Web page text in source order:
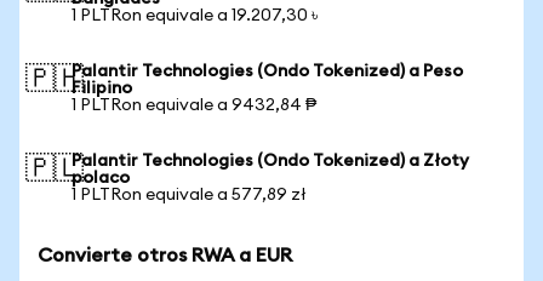
1 PLTRon equivale a 19.207,30 ৳
🇵🇭Palantir Technologies (Ondo Tokenized) a Peso
Filipino
1 PLTRon equivale a 9432,84 ₱
🇵🇱Palantir Technologies (Ondo Tokenized) a Złoty
polaco
1 PLTRon equivale a 577,89 zł
Convierte otros RWA a EUR